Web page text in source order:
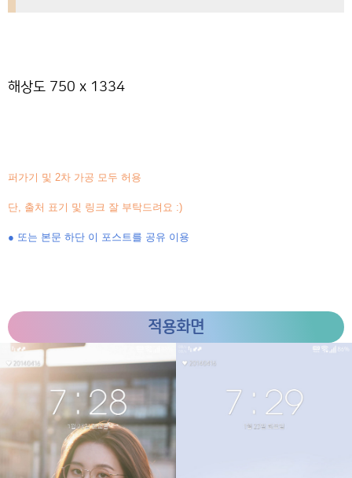
해상도 750 x 1334
퍼가기 및 2차 가공 모두 허용
단, 출처 표기 및 링크 잘 부탁드려요 :)
● 또는 본문 하단 이 포스트를 공유 이용
적용화면